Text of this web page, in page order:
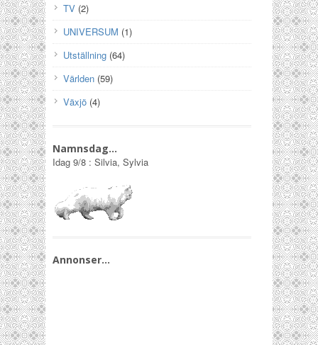
TV (2)
UNIVERSUM (1)
Utställning (64)
Världen (59)
Växjö (4)
Namnsdag…
Idag 9/8 : Silvia, Sylvia
Annonser…